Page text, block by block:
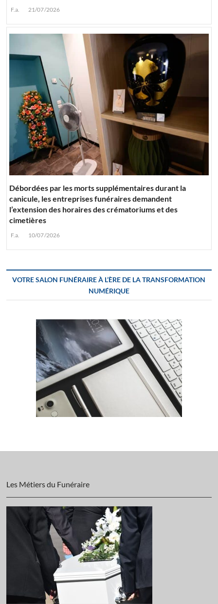
F.a. 21/07/2026
Débordées par les morts supplémentaires durant la
canicule, les entreprises funéraires demandent
l’extension des horaires des crématoriums et des
cimetières
F.a. 10/07/2026
VOTRE SALON FUNÉRAIRE À L’ÈRE DE LA TRANSFORMATION
NUMÉRIQUE
Les Métiers du Funéraire